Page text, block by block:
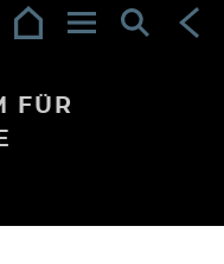
FÜR